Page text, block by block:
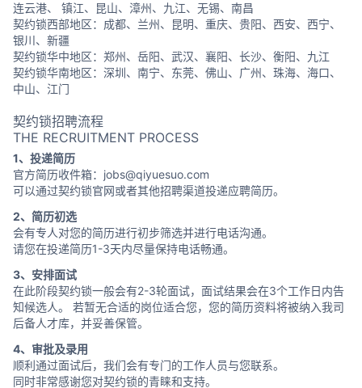
连云港、 镇江、昆山、漳州、九江、无锡、南昌
契约锁西部地区：成都、兰州、昆明、重庆、贵阳、西安、西宁、
银川、新疆
契约锁华中地区：郑州、岳阳、武汉、襄阳、长沙、衡阳、九江
契约锁华南地区：深圳、南宁、东莞、佛山、广州、珠海、海口、
中山、江门
契约锁招聘流程
THE RECRUITMENT PROCESS
1、投递简历
官方简历收件箱：jobs@qiyuesuo.com
可以通过契约锁官网或者其他招聘渠道投递应聘简历。
2、简历初选
会有专人对您的简历进行初步筛选并进行电话沟通。
请您在投递简历1-3天内尽量保持电话畅通。
3、安排面试
在此阶段契约锁一般会有2-3轮面试，面试结果会在3个工作日内告
知候选人。 若暂无合适的岗位适合您，您的简历资料将被纳入我司
后备人才库，并妥善保管。
4、审批及录用
顺利通过面试后，我们会有专门的工作人员与您联系。
同时非常感谢您对契约锁的青睐和支持。